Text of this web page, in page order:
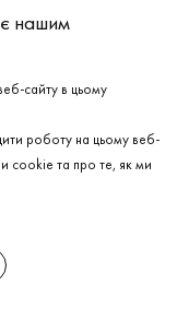
машині
є нашим
сайту в цьому
роботу на цьому веб-
cookie та про те, як ми